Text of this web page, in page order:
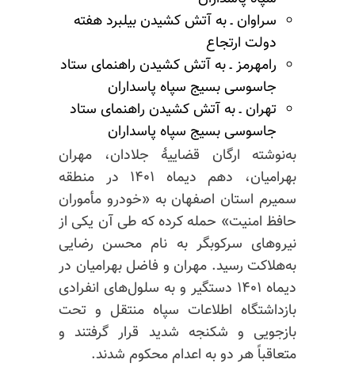
سراوان ـ به آتش کشیدن بیلبرد هفته
دولت ارتجاع
رامهرمز ـ به آتش کشیدن راهنمای ستاد
جاسوسی بسیج سپاه پاسداران
تهران ـ به آتش کشیدن راهنمای ستاد
جاسوسی بسیج سپاه پاسداران
به‌نوشته ارگان قضاییهٔ جلادان، مهران
بهرامیان، دهم دیماه ۱۴۰۱ در منطقه
سمیرم استان اصفهان به «خودرو مأموران
حافظ امنیت» حمله کرده که طی آن یکی از
نیروهای سرکوبگر به نام محسن رضایی
به‌هلاکت رسید. مهران و فاضل بهرامیان در
دیماه ۱۴۰۱ دستگیر و به سلول‌های انفرادی
بازداشتگاه اطلاعات سپاه منتقل و تحت
بازجویی و شکنجه شدید قرار گرفتند و
متعاقباً هر دو به اعدام محکوم شدند.